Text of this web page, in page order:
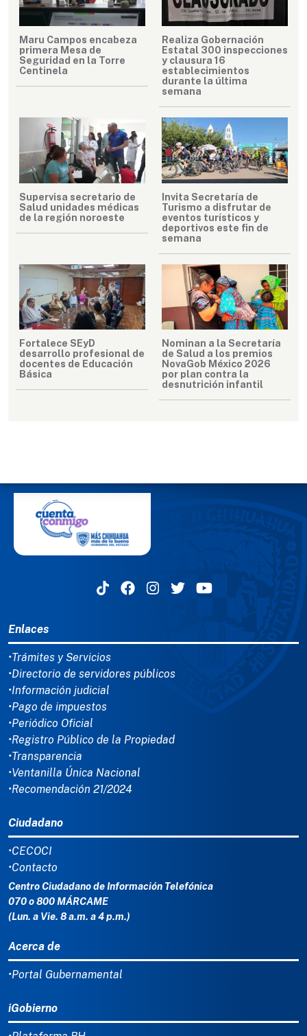
Maru Campos encabeza
primera Mesa de
Seguridad en la Torre
Centinela
Realiza Gobernación
Estatal 300 inspecciones
y clausura 16
establecimientos
durante la última
semana
Supervisa secretario de
Salud unidades médicas
de la región noroeste
Invita Secretaría de
Turismo a disfrutar de
eventos turísticos y
deportivos este fin de
semana
Fortalece SEyD
desarrollo profesional de
docentes de Educación
Básica
Nominan a la Secretaría
de Salud a los premios
NovaGob México 2026
por plan contra la
desnutrición infantil
Enlaces
•Trámites y Servicios
•Directorio de servidores públicos
•Información judicial
•Pago de impuestos
•Periódico Oficial
•Registro Público de la Propiedad
•Transparencia
•Ventanilla Única Nacional
•Recomendación 21/2024
Ciudadano
•CECOCI
•Contacto
Centro Ciudadano de Información Telefónica
070 o 800 MÁRCAME
(Lun. a Vie. 8 a.m. a 4 p.m.)
Acerca de
•Portal Gubernamental
iGobierno